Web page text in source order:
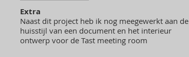
Extra
Naast dit project heb ik nog meegewerkt aan de
huisstijl van een document en het interieur
ontwerp voor de Tast meeting room